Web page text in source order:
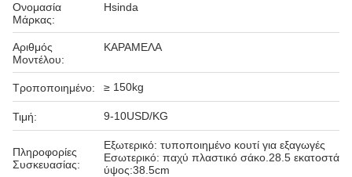
Ονομασία
Μάρκας:
Hsinda
Αριθμός
Μοντέλου:
ΚΑΡΑΜΕΛΑ
Τροποποιημένο: ≥ 150kg
Τιμή: 9-10USD/KG
Πληροφορίες
Συσκευασίας:
Εξωτερικό: τυποποιημένο κουτί για εξαγωγές
Εσωτερικό: παχύ πλαστικό σάκο.28.5 εκατοστά
ύψος:38.5cm